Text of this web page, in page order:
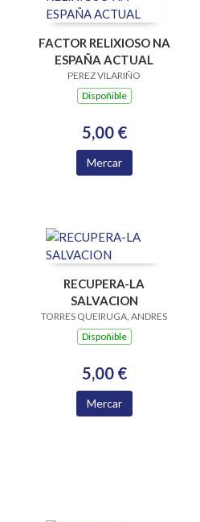
FACTOR RELIXIOSO NA
ESPAÑA ACTUAL
PEREZ VILARIÑO
Dispoñible
5,00 €
Mercar
RECUPERA-LA
SALVACION
TORRES QUEIRUGA, ANDRES
Dispoñible
5,00 €
Mercar